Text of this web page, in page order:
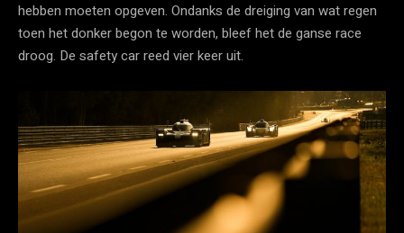
hebben moeten opgeven. Ondanks de dreiging van wat regen
toen het donker begon te worden, bleef het de ganse race
droog. De safety car reed vier keer uit.